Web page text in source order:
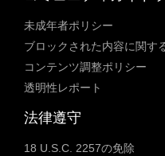
未成年者ポリシー
ブロックされた内容に関す
コンテンツ調整ポリシー
透明性レポート
法律遵守
18 U.S.C. 2257の免除